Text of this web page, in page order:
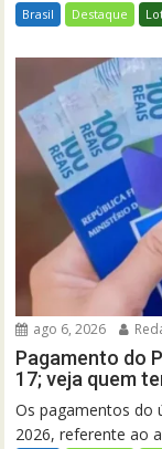
Brasil Destaque
ago 6, 2026
Pagamento do
17; veja quem
Os pagamentos do
2026, referente ao